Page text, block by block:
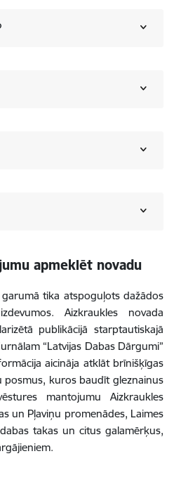
apmeklēt novadu
tika atspoguļots dažādos
Aizkraukles novada
publikācijā starptautiskajā
“Latvijas Dabas Dārgumi”
aicināja atklāt brīnišķīgas
posmus, kuros baudīt gleznainus
mantojumu Aizkraukles
un Pļaviņu promenādes, Laimes
takas un citus galamērķus,